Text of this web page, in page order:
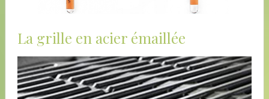
La grille en acier émaillée